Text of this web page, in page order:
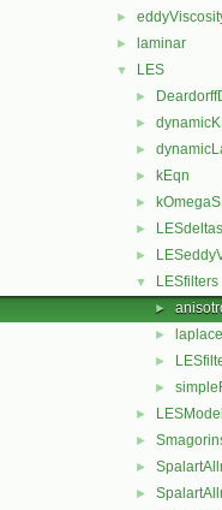
►
► laminar
▼ LES
►
►
►
► kEqn
►
► LESdeltas
►
▼ LESfilters
►
►
►
►
► LESModel
►
►
►